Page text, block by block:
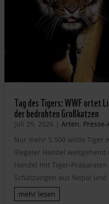
Tag des Tigers: WWF ortet
der bedrohten Großkatzen
Juli 29, 2026 | Arten,
Nur mehr 5.500 wilde Tiger
illegaler Handel weitgehend
Handel mit Tiger-
Schätzungen aus Nepal
mehr lesen